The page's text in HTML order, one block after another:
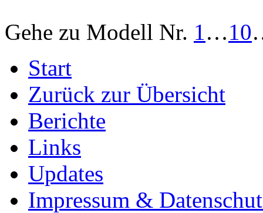
Gehe zu Modell Nr. 1…10
Start
Zurück zur Übersicht
Berichte
Links
Updates
Impressum &